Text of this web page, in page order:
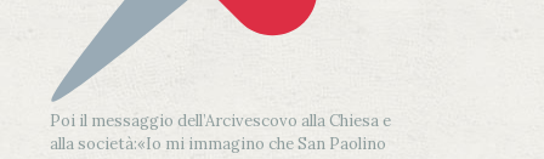
Poi il messaggio dell’Arcivescovo alla Chiesa e
alla società:«Io mi immagino che San Paolino